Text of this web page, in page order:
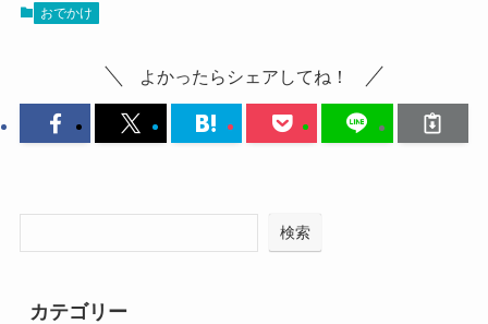
おでかけ
よかったらシェアしてね！
検索
カテゴリー